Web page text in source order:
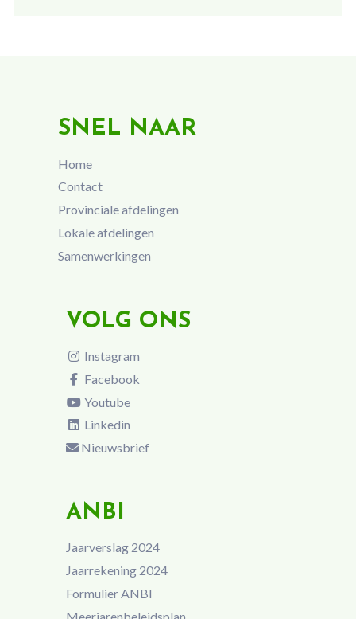
SNEL NAAR
Home
Contact
Provinciale afdelingen
Lokale afdelingen
Samenwerkingen
VOLG ONS
Instagram
Facebook
Youtube
Linkedin
Nieuwsbrief
ANBI
Jaarverslag 2024
Jaarrekening 2024
Formulier ANBI